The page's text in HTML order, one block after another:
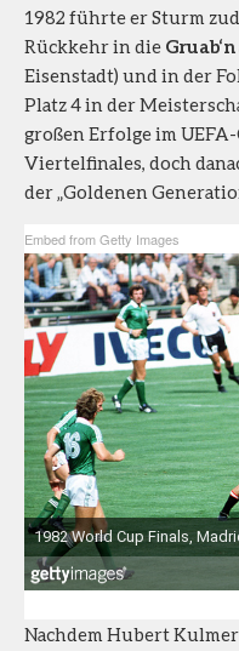
1982 führte er Sturm
Rückkehr in die Gruab‘n
Eisenstadt) und in der
Platz 4 in der
großen Erfolge im
Viertelfinales, doch
der „Goldenen
Embed from Getty Images
Nachdem Hubert